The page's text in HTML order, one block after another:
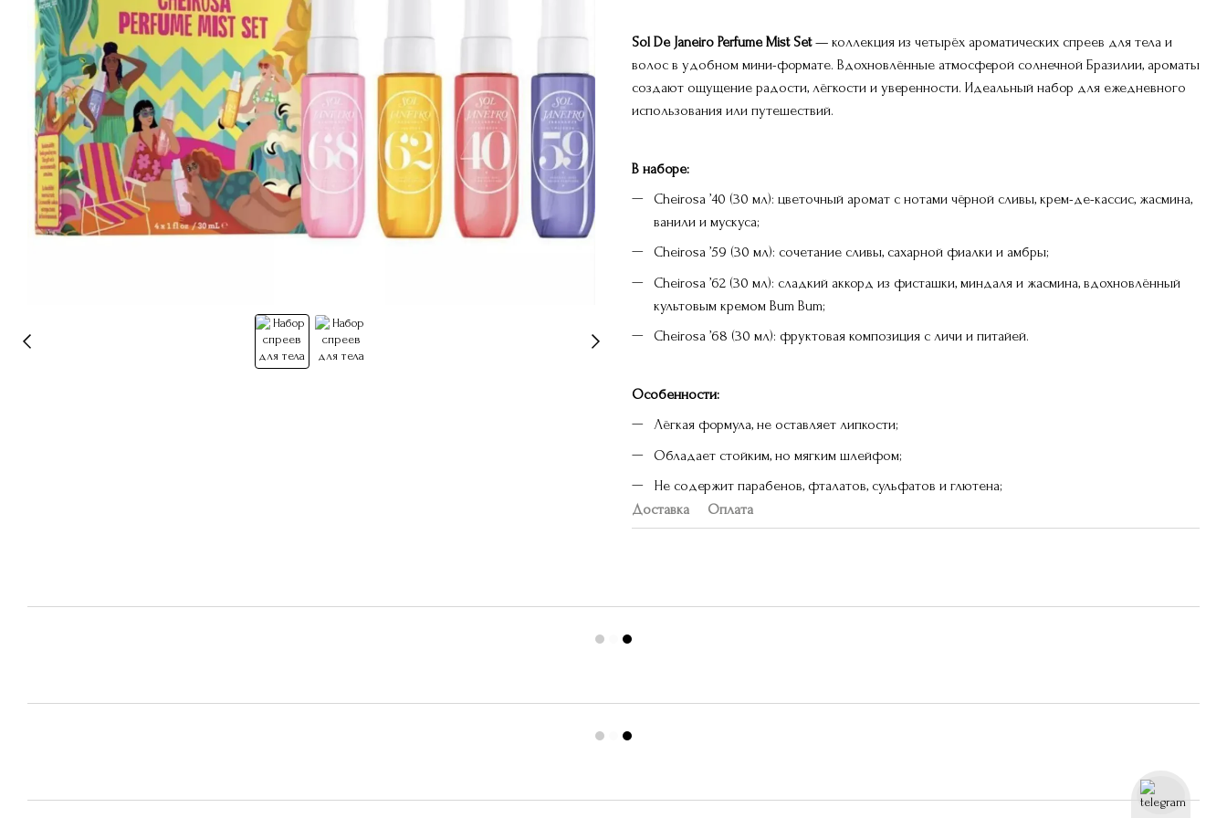
Sol De Janeiro Perfume Mist Set— коллекция из четырёх ароматических спреев для тела и
волос в удобном мини-формате. Вдохновлённые атмосферой солнечной Бразилии, ароматы
создают ощущение радости, лёгкости и уверенности. Идеальный набор для ежедневного
использования или путешествий.
В наборе:
Cheirosa ’40 (30 мл): цветочный аромат с нотами чёрной сливы, крем-де-кассис, жасмина,
ванили и мускуса;
Cheirosa ’59 (30 мл): сочетание сливы, сахарной фиалки и амбры;
Cheirosa ’62 (30 мл): сладкий аккорд из фисташки, миндаля и жасмина, вдохновлённый
культовым кремом Bum Bum;
Cheirosa ’68 (30 мл): фруктовая композиция с личи и питайей.
Особенности:
Лёгкая формула, не оставляет липкости;
Обладает стойким, но мягким шлейфом;
Не содержит парабенов, фталатов, сульфатов и глютена;
Доставка
Оплата